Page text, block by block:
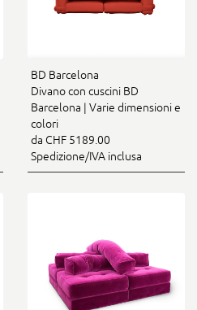
BD Barcelona
Divano con cuscini BD
Barcelona | Varie dimensioni e
colori
da CHF 5189.00
Spedizione/IVA inclusa